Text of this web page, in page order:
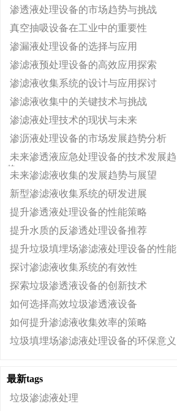
渗透液处理设备的市场趋势与挑战
真空抽吸设备在工业中的重要性
渗漏液处理设备的选择与应用
渗滤液预处理设备的高效应用探索
渗滤液收集系统的设计与应用探讨
渗滤液收集中的关键技术与挑战
渗滤液处理技术的现状与未来
渗沥液处理设备的市场发展趋势分析
未来渗透液应急处理设备的技术发展趋
势
未来渗滤液收集的发展趋势与展望
新型渗滤液收集系统的研发进展
提升渗透液处理设备的性能策略
提升水质的反渗透处理设备推荐
提升垃圾填埋场渗滤液处理设备的性能
探讨渗滤液收集系统的有效性
探索垃圾渗透液设备的创新技术
如何选择高效垃圾渗透液设备
如何提升渗滤液收集效率的策略
垃圾填埋场渗滤液处理设备的环保意义
最新tags
垃圾渗滤液处理